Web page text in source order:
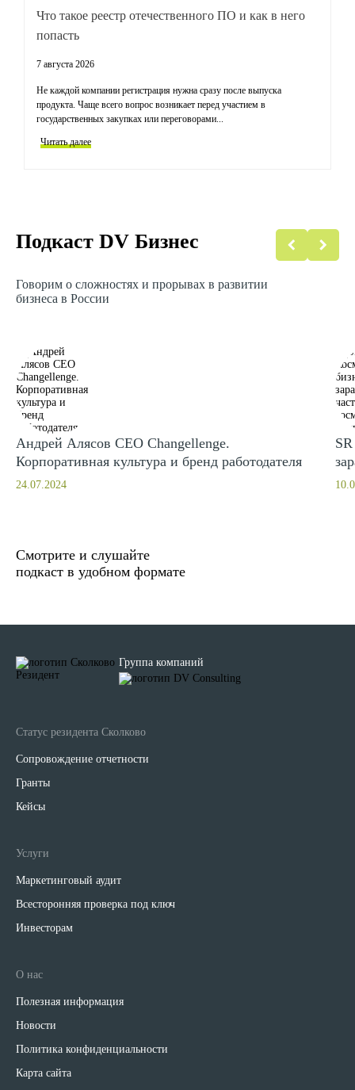
Что такое реестр отечественного ПО и как в него
попасть
7 августа 2026
Не каждой компании регистрация нужна сразу после выпуска
продукта. Чаще всего вопрос возникает перед участием в
государственных закупках или переговорами...
Читать далее
Подкаст DV Бизнес
Говорим о сложностях и прорывах в развитии
бизнеса в России
Андрей Алясов CEO Changellenge.
Корпоративная культура и бренд работодателя
24.07.2024
Смотрите и слушайте
подкаст в удобном формате
Группа компаний
Статус резидента Сколково
Сопровождение отчетности
Гранты
Кейсы
Услуги
Маркетинговый аудит
Всесторонняя проверка под ключ
Инвесторам
О нас
Полезная информация
Новости
Политика конфиденциальности
Карта сайта